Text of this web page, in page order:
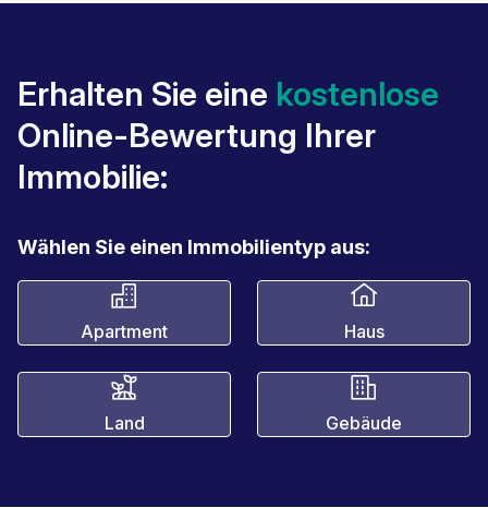
Erhalten Sie eine kostenlose
Online-Bewertung Ihrer
Immobilie:
Wählen Sie einen Immobilientyp aus:
Apartment Haus
Land Gebäude